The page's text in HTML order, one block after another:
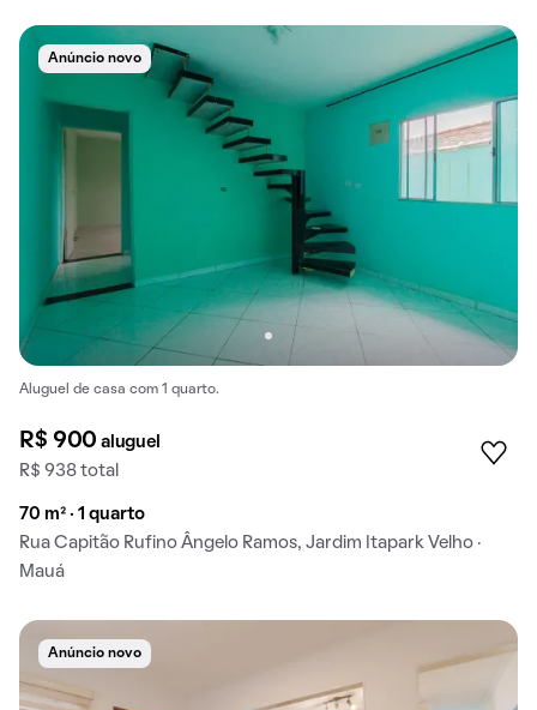
Anúncio novo
Aluguel de casa com 1 quarto.
R$ 900aluguel
R$ 938 total
70 m² · 1 quarto
Rua Capitão Rufino Ângelo Ramos, Jardim Itapark Velho ·
Mauá
Anúncio novo